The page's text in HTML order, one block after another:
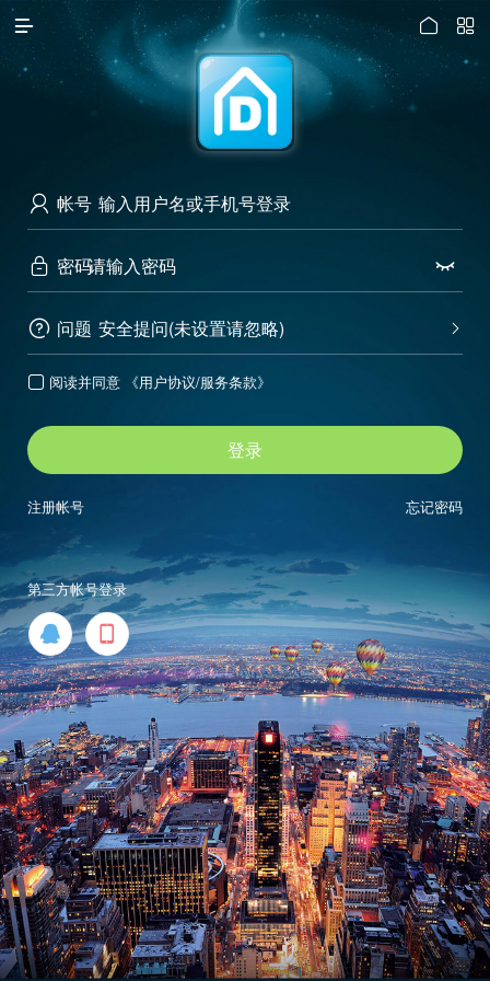
访问电脑版
 

 帐号
 密码 
 问题 
安全提问(未设置请忽略)
 阅读并同意 《用户协议/服务条款》
登录
忘记密码
注册帐号
第三方帐号登录
 